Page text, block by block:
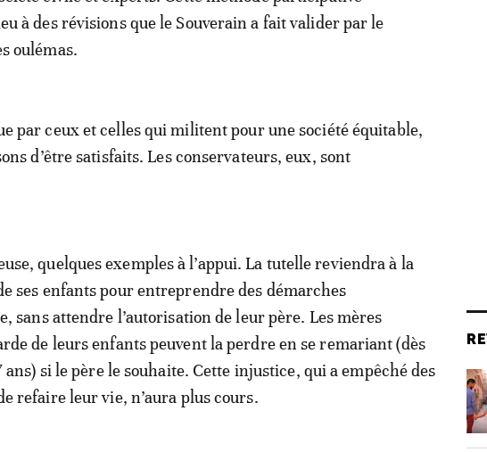
à des révisions que le Souverain a fait valider par le
oulémas.
par ceux et celles qui militent pour une société équitable,
d’être satisfaits. Les conservateurs, eux, sont
quelques exemples à l’appui. La tutelle reviendra à la
ses enfants pour entreprendre des démarches
sans attendre l’autorisation de leur père. Les mères
de leurs enfants peuvent la perdre en se remariant (dès
si le père le souhaite. Cette injustice, qui a empêché des
refaire leur vie, n’aura plus cours.